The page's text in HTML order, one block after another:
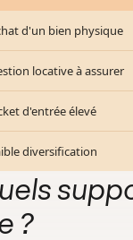
d'un bien physique
locative à assurer
d'entrée élevé
diversification
?